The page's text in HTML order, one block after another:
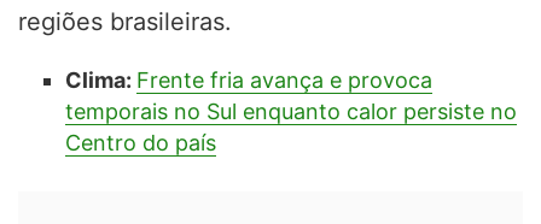
regiões brasileiras.
Clima: Frente fria avança e provoca
temporais no Sul enquanto calor persiste no
Centro do país